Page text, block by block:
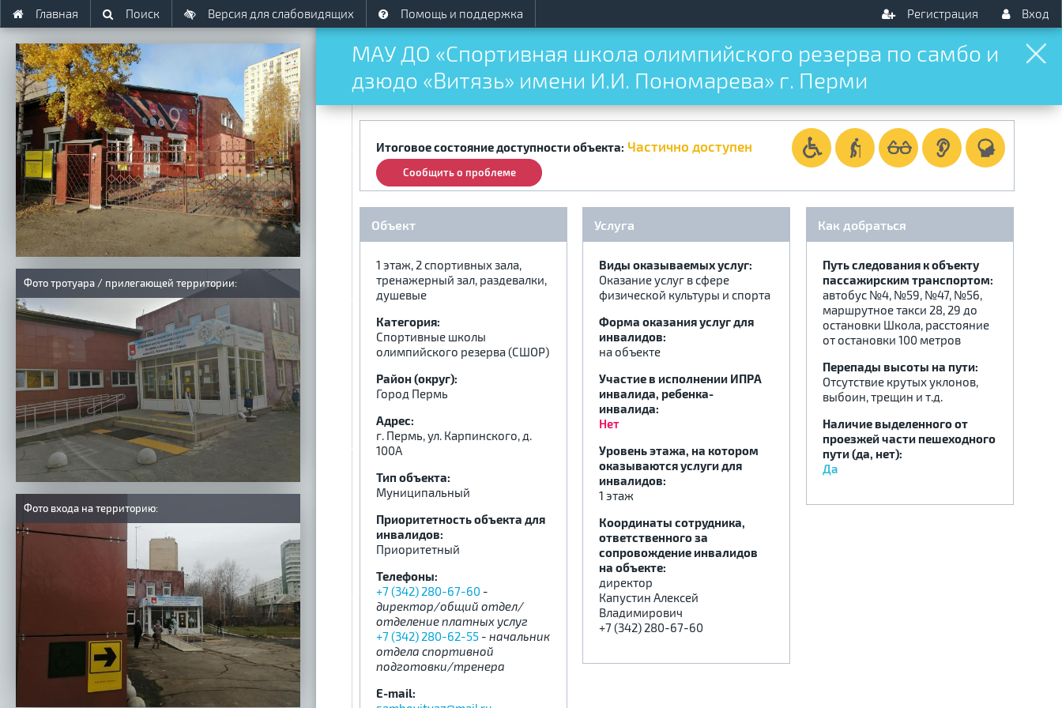
Главная Поиск Версия для слабовидящих Помощь и поддержка Вход
Регистрация
МАУ ДО «Спортивная школа олимпийского резерва по самбо и
дзюдо «Витязь» имени И.И. Пономарева» г. Перми
Итоговое состояние доступности объекта: Частично доступен
Сообщить о проблеме
Объект
1 этаж, 2 спортивных зала,
тренажерный зал, раздевалки,
душевые
Категория:
Спортивные школы
олимпийского резерва (СШОР)
Район (округ):
Город Пермь
Адрес:
г. Пермь, ул. Карпинского, д.
100А
Тип объекта:
Муниципальный
Приоритетность объекта для
инвалидов:
Приоритетный
Телефоны:
+7 (342) 280-67-60 -
директор/общий отдел/
отделение платных услуг
+7 (342) 280-62-55 - начальник
отдела спортивной
подготовки/тренера
E-mail:
Услуга
Виды оказываемых услуг:
Оказание услуг в сфере
физической культуры и спорта
Форма оказания услуг для
инвалидов:
на объекте
Участие в исполнении ИПРА
инвалида, ребенка-
инвалида:
Нет
Уровень этажа, на котором
оказываются услуги для
инвалидов:
1 этаж
Координаты сотрудника,
ответственного за
сопровождение инвалидов
на объекте:
директор
Капустин Алексей
Владимирович
+7 (342) 280-67-60
Как добраться
Путь следования к объекту
пассажирским транспортом:
автобус №4, №59, №47, №56,
маршрутное такси 28, 29 до
остановки Школа, расстояние
от остановки 100 метров
Перепады высоты на пути:
Отсутствие крутых уклонов,
выбоин, трещин и т.д.
Наличие выделенного от
проезжей части пешеходного
пути (да, нет):
Да
Фото тротуара / прилегающей территории:
Фото входа на территорию: